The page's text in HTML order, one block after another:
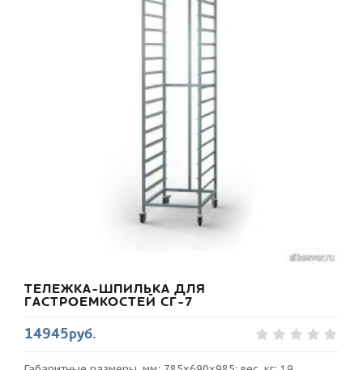
ТЕЛЕЖКА-ШПИЛЬКА ДЛЯ
ГАСТРОЕМКОСТЕЙ СГ-7
14945руб.